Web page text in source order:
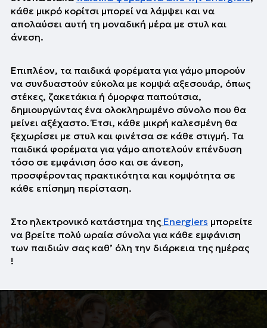
κάθε μικρό κορίτσι μπορεί να λάμψει και να
απολαύσει αυτή τη μοναδική μέρα με στυλ και
άνεση.
Επιπλέον, τα παιδικά φορέματα για γάμο μπορούν
να συνδυαστούν εύκολα με κομψά αξεσουάρ, όπως
στέκες, ζακετάκια ή όμορφα παπούτσια,
δημιουργώντας ένα ολοκληρωμένο σύνολο που θα
μείνει αξέχαστο. Έτσι, κάθε μικρή καλεσμένη θα
ξεχωρίσει με στυλ και φινέτσα σε κάθε στιγμή. Τα
παιδικά φορέματα για γάμο αποτελούν επένδυση
τόσο σε εμφάνιση όσο και σε άνεση,
προσφέροντας πρακτικότητα και κομψότητα σε
κάθε επίσημη περίσταση.
Στο ηλεκτρονικό κατάστημα της Energiers μπορείτε
να βρείτε πολύ ωραία σύνολα για κάθε εμφάνιση
των παιδιών σας καθ’ όλη την διάρκεια της ημέρας
!